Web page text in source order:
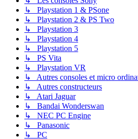
↳ Playstation 1 & PSone
↳ Playstation 2 & PS Two
↳ Playstation 3
↳ Playstation 4
↳ Playstation 5
↳ PS Vita
↳ Playstation VR
↳ Autres consoles et micro
↳ Autres constructeurs
↳ Atari Jaguar
↳ Bandai Wonderswan
↳ NEC PC Engine
↳ Panasonic
↳ PC